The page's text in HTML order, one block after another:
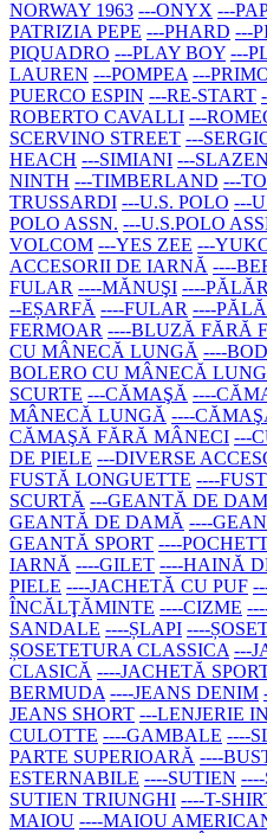
NORWAY 1963 ---ONYX ---
PATRIZIA PEPE ---PHARD ---
PIQUADRO ---PLAY BOY ---
LAUREN ---POMPEA ---
PUERCO ESPIN ---RE-START
ROBERTO CAVALLI ---
SCERVINO STREET ---
HEACH ---SIMIANI ---
NINTH ---TIMBERLAND ---
TRUSSARDI ---U.S. POLO ---
POLO ASSN. ---U.S.POLO
VOLCOM ---YES ZEE ---
ACCESORII DE IARNĂ ----
FULAR ----MĂNUŞI ----
--EȘARFĂ ----FULAR ----
FERMOAR ----BLUZĂ FĂRĂ
CU MÂNECĂ LUNGĂ ----
BOLERO CU MÂNECĂ
SCURTE ---CĂMAŞĂ ----
MÂNECĂ LUNGĂ ----
CĂMAŞĂ FĂRĂ MÂNECI ---
DE PIELE ---DIVERSE
FUSTĂ LONGUETTE ----
SCURTĂ ---GEANTĂ DE
GEANTĂ DE DAMĂ ----
GEANTĂ SPORT ----
IARNĂ ----GILET ----HAINĂ
PIELE ----JACHETĂ CU PUF
ÎNCĂLŢĂMINTE ----CIZME
SANDALE ----ȘLAPI ----
ȘOSETETURA CLASSICA ---
CLASICĂ ----JACHETĂ
BERMUDA ----JEANS DENIM
JEANS SHORT ---LENJERIE
CULOTTE ----GAMBALE ----
PARTE SUPERIOARĂ ----
ESTERNABILE ----SUTIEN
SUTIEN TRIUNGHI ----T-
MAIOU ----MAIOU